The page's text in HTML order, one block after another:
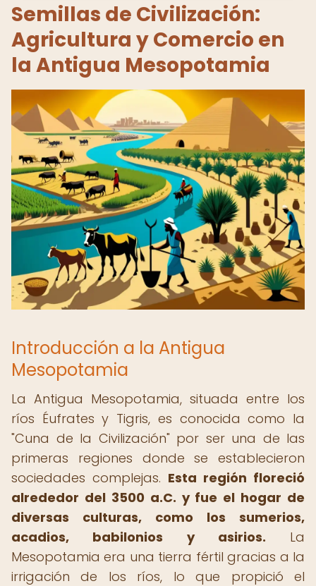
Semillas de Civilización:
Agricultura y Comercio en
la Antigua Mesopotamia
Introducción a la Antigua
Mesopotamia
La Antigua Mesopotamia, situada entre los
ríos Éufrates y Tigris, es conocida como la
"Cuna de la Civilización" por ser una de las
primeras regiones donde se establecieron
sociedades complejas. Esta región floreció
alrededor del 3500 a.C. y fue el hogar de
diversas culturas, como los sumerios,
acadios, babilonios y asirios. La
Mesopotamia era una tierra fértil gracias a la
irrigación de los ríos, lo que propició el